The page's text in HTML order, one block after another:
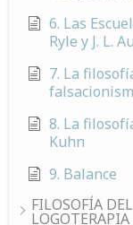
6. Las
Ryle y J. L.
7. La
8. La
Kuhn
9. Balance
FILOSOFÍA
LOGOTERAPIA